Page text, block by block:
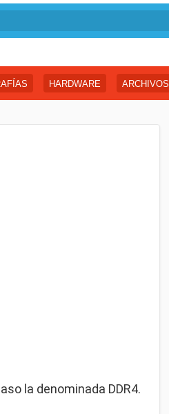
HARDWARE ARCHIVOS
la denominada DDR4.